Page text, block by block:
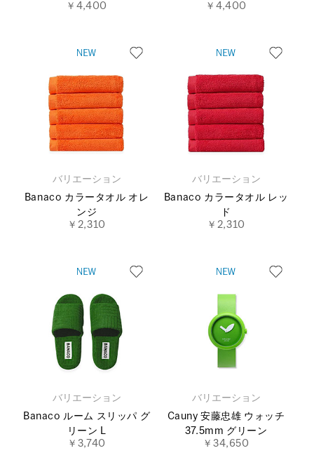
￥4,400
￥4,400
バリエーション
Banaco カラータオル オレ
ンジ
￥2,310
バリエーション
Banaco カラータオル レッ
ド
￥2,310
バリエーション
Banaco ルーム スリッパ グ
リーン L
￥3,740
バリエーション
Cauny 安藤忠雄 ウォッチ
37.5mm グリーン
￥34,650